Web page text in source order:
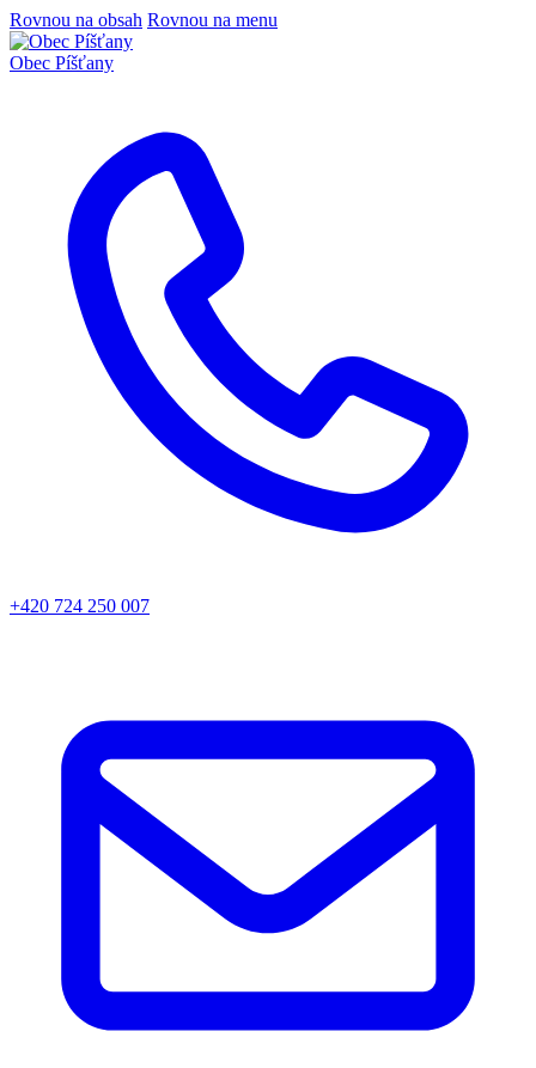
Rovnou na obsah Rovnou na menu
Obec Píšťany
+420 724 250 007